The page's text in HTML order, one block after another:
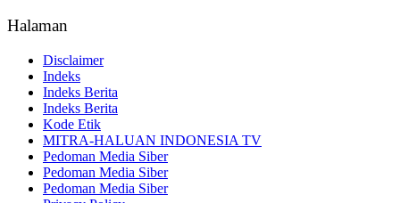
Halaman
Disclaimer
Indeks
Indeks Berita
Indeks Berita
Kode Etik
MITRA-HALUAN INDONESIA TV
Pedoman Media Siber
Pedoman Media Siber
Pedoman Media Siber